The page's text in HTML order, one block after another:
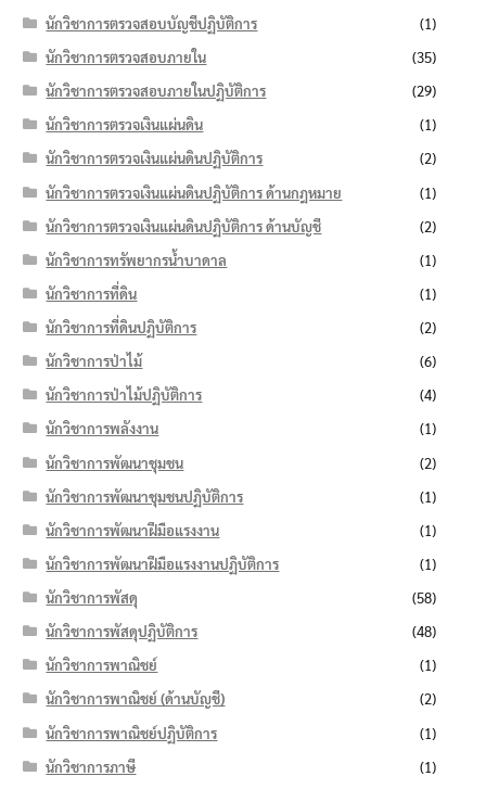
นักวิชาการตรวจสอบบัญชีปฏิบัติการ
(1)
นักวิชาการตรวจสอบภายใน
(35)
นักวิชาการตรวจสอบภายในปฏิบัติการ
(29)
นักวิชาการตรวจเงินแผ่นดิน
(1)
นักวิชาการตรวจเงินแผ่นดินปฏิบัติการ
(2)
นักวิชาการตรวจเงินแผ่นดินปฏิบัติการ ด้านกฎหมาย
(1)
นักวิชาการตรวจเงินแผ่นดินปฏิบัติการ ด้านบัญชี
(2)
นักวิชาการทรัพยากรน้ำบาดาล
(1)
นักวิชาการที่ดิน
(1)
นักวิชาการที่ดินปฏิบัติการ
(2)
นักวิชาการป่าไม้
(6)
นักวิชาการป่าไม้ปฏิบัติการ
(4)
นักวิชาการพลังงาน
(1)
นักวิชาการพัฒนาชุมชน
(2)
นักวิชาการพัฒนาชุมชนปฏิบัติการ
(1)
นักวิชาการพัฒนาฝีมือแรงงาน
(1)
นักวิชาการพัฒนาฝีมือแรงงานปฏิบัติการ
(1)
นักวิชาการพัสดุ
(58)
นักวิชาการพัสดุปฏิบัติการ
(48)
นักวิชาการพาณิชย์
(1)
นักวิชาการพาณิชย์ (ด้านบัญชี)
(2)
นักวิชาการพาณิชย์ปฏิบัติการ
(1)
นักวิชาการภาษี
(1)